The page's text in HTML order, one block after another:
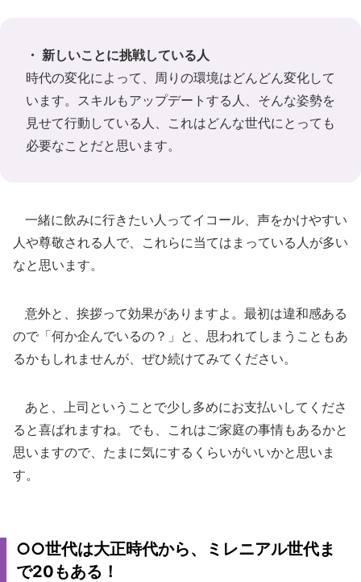
・ 新しいことに挑戦している人
時代の変化によって、周りの環境はどんどん変化して
います。スキルもアップデートする人、そんな姿勢を
見せて行動している人、これはどんな世代にとっても
必要なことだと思います。
一緒に飲みに行きたい人ってイコール、声をかけやすい
人や尊敬される人で、これらに当てはまっている人が多い
なと思います。
意外と、挨拶って効果がありますよ。最初は違和感ある
ので「何か企んでいるの？」と、思われてしまうこともあ
るかもしれませんが、ぜひ続けてみてください。
あと、上司ということで少し多めにお支払いしてくださ
ると喜ばれますね。でも、これはご家庭の事情もあるかと
思いますので、たまに気にするくらいがいいかと思いま
す。
○○世代は大正時代から、ミレニアル世代ま
で20もある！